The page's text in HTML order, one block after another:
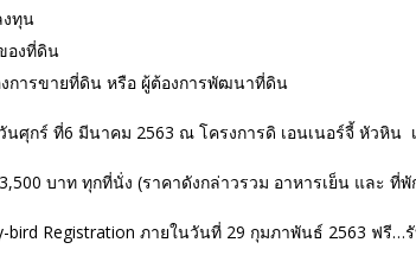
ทุน
องที่ดิน
การขายที่ดิน หรือ ผู้ต้องการพัฒนาที่ดิน
ศุกร์ ที่6 มีนาคม 2563 ณ โครงการดิ เอนเนอร์จี้ หัวหิน
บาท ทุกที่นั่ง (ราคาดังกล่าวรวม อาหารเย็น และ ที่
bird Registration ภายในวันที่ 29 กุมภาพันธ์ 2563 ฟรี